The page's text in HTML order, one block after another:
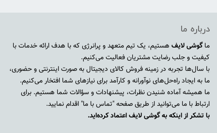
درباره ما
ماگوشی لایف هستیم، یک تیم متعهد و پرانرژی که با هدف ارائه خدمات با
کیفیت و جلب رضایت مشتریان فعالیت می‌کنیم.
با سال‌ها تجربه در زمینه فروش کالای دیجیتال به صورت اینترنتی و حضوری،
ما به ایجاد راه‌حل‌های نوآورانه و کارآمد برای نیازهای شما افتخار می‌کنیم.
ما همیشه آماده شنیدن نظرات، پیشنهادات و سؤالات شما هستیم. برای
ارتباط با ما می‌توانید از طریق صفحه "تماس با ما" اقدام نمایید.
با تشکر از اینکه به گوشی لایف اعتماد کرده‌اید.